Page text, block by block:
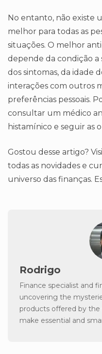
No entanto, não existe
melhor para todas as
situações. O melhor
depende da condição a
dos sintomas, da idade
interações com outros
preferências pessoais.
consultar um médico
histamínico e seguir as
Gostou desse artigo?
todas as novidades e
universo das finanças.
Rodrigo
Finance specialist and
uncovering the
products offered by
make essential and